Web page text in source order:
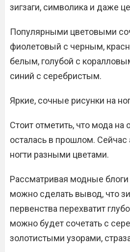
зигзаги, символика и даже
Популярными цветовыми
фиолетовый с черным,
белым, голубой с
синий с серебристым.
Яркие, сочные рисунки на
Стоит отметить, что мода на
осталась в прошлом. Сейчас
ногти разными цветами.
Рассматривая модные
можно сделать вывод, что
первенства перехватит
можно будет сочетать с
золотистыми узорами,